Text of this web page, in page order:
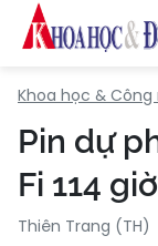
Khoa học & Công
Pin dự
Fi 114
Thiên Trang (TH)